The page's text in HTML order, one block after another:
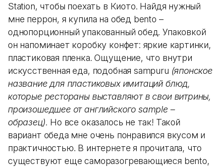
Station, чтобы поехать в Киото. Найдя нужный
мне перрон, я купила на обед bento –
однопорционный упакованный обед. Упаковкой
он напоминает коробку конфет: яркие картинки,
пластиковая пленка. Ощущение, что внутри
искусственная еда, подобная sampuru (японское
название для пластиковых имитаций блюд,
которые рестораны выставляют в свои витрины,
произошедшее от английского sample –
образец). Но все оказалось не так! Такой
вариант обеда мне очень понравился вкусом и
практичностью. В интернете я прочитала, что
существуют еще саморазогревающиеся bento,